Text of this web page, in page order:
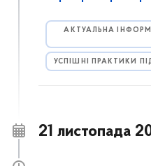
АКТУАЛЬНА
УСПІШНІ ПРАКТИКИ
21 листопада